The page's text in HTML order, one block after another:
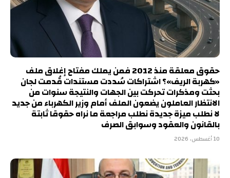
حقوق معلقة منذ 2012 فمن يملك مفتاح إغلاق ملف
«كهربة الريف»؟ اشتراكات سُددت مستندات قُدمت لجان
بحثت ومذكرات تحركت بين الجهات والنتيجة سنوات من
الانتظار العاملون يضعون الملف أمام وزير الكهرباء من جديد
لا نطلب ميزة جديدة نطلب مراجعة ما نراه حقوقا ثابتة
بالقانون والعقود وسوابق الصرف
10 أغسطس، 2026